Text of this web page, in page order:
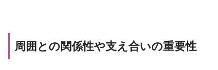
周囲との関係性や支え合いの重要性